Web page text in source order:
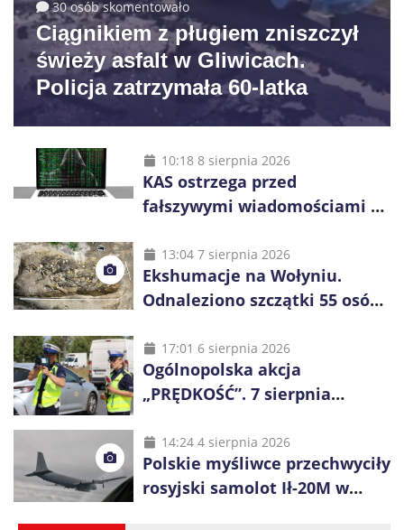
30 osób skomentowało
Ciągnikiem z pługiem zniszczył
świeży asfalt w Gliwicach.
Policja zatrzymała 60-latka
10:18 8 sierpnia 2026
KAS ostrzega przed
fałszywymi wiadomościami o
48 godzin
13:04 7 sierpnia 2026
Ekshumacje na Wołyniu.
Odnaleziono szczątki 55 osób,
17:01 6 sierpnia 2026
Ogólnopolska akcja
„PRĘDKOŚĆ”. 7 sierpnia
14:24 4 sierpnia 2026
Polskie myśliwce przechwyciły
rosyjski samolot Ił-20M w